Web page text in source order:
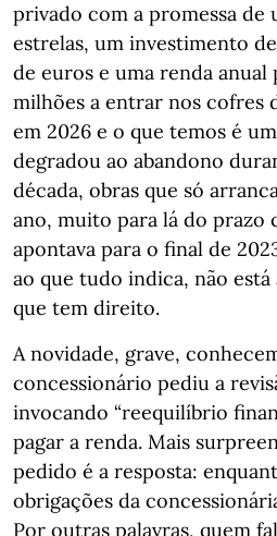
privado com a promessa de
estrelas, um investimento
de euros e uma renda anual
milhões a entrar nos cofres
em 2026 e o que temos é
degradou ao abandono
década, obras que só
ano, muito para lá do prazo
apontava para o final de
ao que tudo indica, não
que tem direito.
A novidade, grave,
concessionário pediu a
invocando “reequilíbrio
pagar a renda. Mais
pedido é a resposta:
obrigações da
Por outras palavras, quem